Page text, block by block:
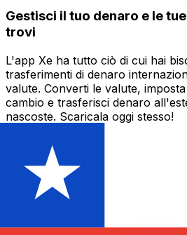
Gestisci il tuo denaro e le
trovi
L'app Xe ha tutto ciò di cui hai
trasferimenti di denaro
valute. Converti le valute,
cambio e trasferisci denaro
nascoste. Scaricala oggi stesso!